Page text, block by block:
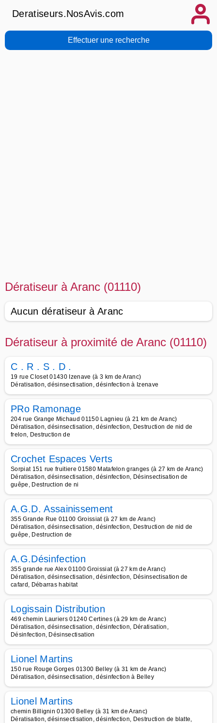
Deratiseurs.NosAvis.com
Effectuer une recherche
Dératiseur à Aranc (01110)
Aucun dératiseur à Aranc
Dératiseur à proximité de Aranc (01110)
C . R . S . D .
19 rue Closet 01430 Izenave (à 3 km de Aranc)
Dératisation, désinsectisation, désinfection à Izenave
PRo Ramonage
204 rue Grange Michaud 01150 Lagnieu (à 21 km de Aranc)
Dératisation, désinsectisation, désinfection, Destruction de nid de
frelon, Destruction de
Crochet Espaces Verts
Sorpiat 151 rue fruitiere 01580 Matafelon granges (à 27 km de Aranc)
Dératisation, désinsectisation, désinfection, Désinsectisation de
guêpe, Destruction de ni
A.G.D. Assainissement
355 Grande Rue 01100 Groissiat (à 27 km de Aranc)
Dératisation, désinsectisation, désinfection, Destruction de nid de
guêpe, Destruction de
A.G.Désinfection
355 grande rue Alex 01100 Groissiat (à 27 km de Aranc)
Dératisation, désinsectisation, désinfection, Désinsectisation de
cafard, Débarras habitat
Logissain Distribution
469 chemin Lauriers 01240 Certines (à 29 km de Aranc)
Dératisation, désinsectisation, désinfection, Dératisation,
Désinfection, Désinsectisation
Lionel Martins
150 rue Rouge Gorges 01300 Belley (à 31 km de Aranc)
Dératisation, désinsectisation, désinfection à Belley
Lionel Martins
chemin Billignin 01300 Belley (à 31 km de Aranc)
Dératisation, désinsectisation, désinfection, Destruction de blatte,